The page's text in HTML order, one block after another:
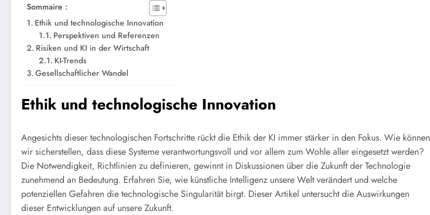
Sommaire :
Ethik und technologische Innovation
Perspektiven und Referenzen
Risiken und KI in der Wirtschaft
KI-Trends
Gesellschaftlicher Wandel
Ethik und technologische Innovation
Angesichts dieser technologischen Fortschritte rückt die Ethik der KI immer stärker in den Fokus. Wie können
wir sicherstellen, dass diese Systeme verantwortungsvoll und vor allem zum Wohle aller eingesetzt werden?
Die Notwendigkeit, Richtlinien zu definieren, gewinnt in Diskussionen über die Zukunft der Technologie
zunehmend an Bedeutung. Erfahren Sie, wie künstliche Intelligenz unsere Welt verändert und welche
potenziellen Gefahren die technologische Singularität birgt. Dieser Artikel untersucht die Auswirkungen
dieser Entwicklungen auf unsere Zukunft.